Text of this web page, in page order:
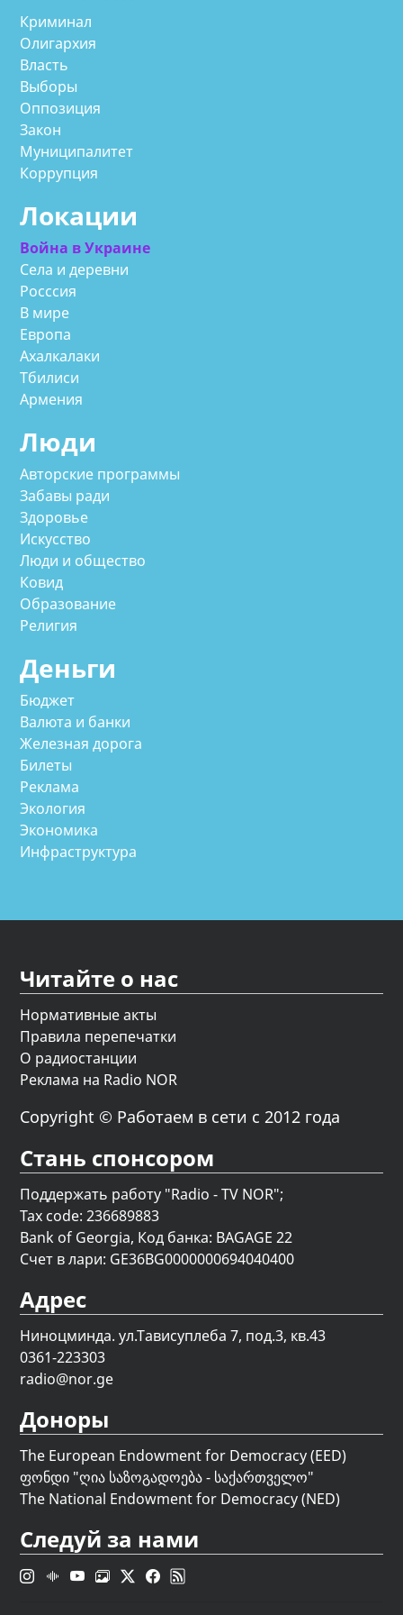
Криминал
Олигархия
Власть
Выборы
Оппозиция
Закон
Муниципалитет
Коррупция
Локации
Война в Украине
Села и деревни
Росссия
В мире
Европа
Ахалкалаки
Тбилиси
Армения
Люди
Авторские программы
Забавы ради
Здоровье
Искусство
Люди и общество
Ковид
Образование
Религия
Деньги
Бюджет
Валюта и банки
Железная дорога
Билеты
Реклама
Экология
Экономика
Инфраструктура
Читайте о нас
Нормативные акты
Правила перепечатки
О радиостанции
Реклама на Radio NOR
Copyright © Работаем в сети с 2012 года
Стань спонсором
Поддержать работу "Radio - TV NOR";
Tax code: 236689883
Bank of Georgia, Код банка: BAGAGE 22
Счет в лари: GE36BG0000000694040400
Адрес
Ниноцминда. ул.Тависуплеба 7, под.3, кв.43
0361-223303
radio@nor.ge
Доноры
The European Endowment for Democracy (EED)
ფონდი "ღია საზოგადოება - საქართველო"
The National Endowment for Democracy (NED)
Следуй за нами